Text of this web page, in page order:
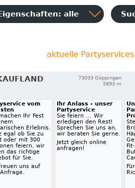
alle
aktuelle
73033 Göppingen
5893 m
vom
Ihr Fest
Erlebnis.
egal ob Sie zu
oder mit 300
feiern, wir
das richtige
für Sie.
uns auf
Ihr Anlass - unser
Partyservice
Sie feiern ... Wir
erledigen den Rest!
Sprechen Sie uns an,
wir beraten Sie gerne.
Jetzt gleich online
anfragen!